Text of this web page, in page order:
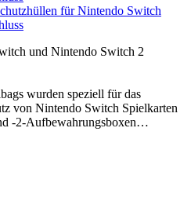
für Nintendo Switch
und Nintendo Switch 2
wurden speziell für das
von Nintendo Switch Spielkarten
-2-Aufbewahrungsboxen…